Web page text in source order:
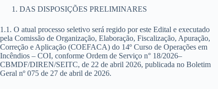
DAS DISPOSIÇÕES PRELIMINARES
1.1. O atual processo seletivo será regido por este Edital e executado
pela Comissão de Organização, Elaboração, Fiscalização, Apuração,
Correção e Aplicação (COEFACA) do 14º Curso de Operações em
Incêndios – COI, conforme Ordem de Serviço n° 18/2026–
CBMDF/DIREN/SEITC, de 22 de abril 2026, publicada no Boletim
Geral nº 075 de 27 de abril de 2026.